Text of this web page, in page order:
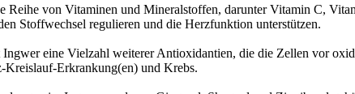
Reihe von Vitaminen und Mineralstoffen, darunter Vitamin C,
Stoffwechsel regulieren und die Herzfunktion unterstützen.
eine Vielzahl weiterer Antioxidantien, die die Zellen vor
Erkrankung(en) und Krebs.